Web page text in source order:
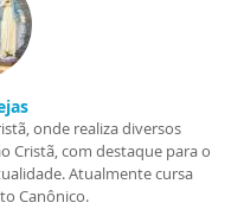
onde realiza diversos
Cristã, com destaque para o
Atualmente cursa
Canônico.